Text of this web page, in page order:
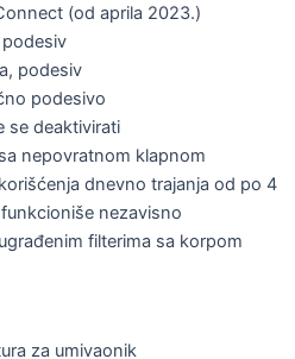
(od aprila 2023.)
podesiv
podesivo
se deaktivirati
nepovratnom klapnom
dnevno trajanja od po 4
nezavisno
filterima sa korpom
za umivaonik